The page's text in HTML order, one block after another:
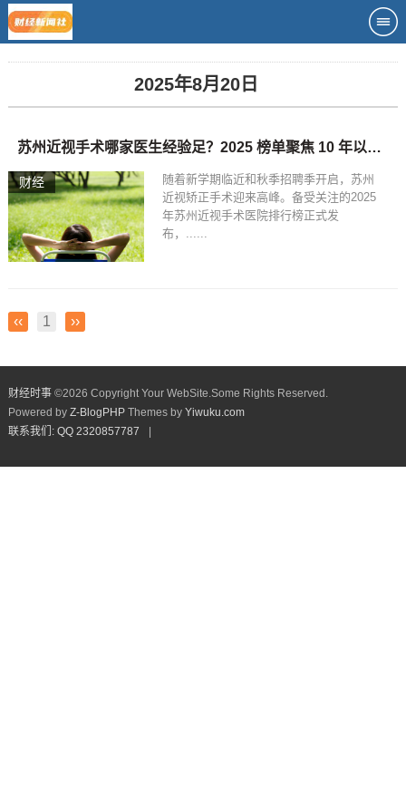
2025年8月20日
财经
苏州近视手术哪家医生经验足？2025 榜单聚焦 10 年以上资深专家团队
随着新学期临近和秋季招聘季开启，苏州
近视矫正手术迎来高峰。备受关注的2025
年苏州近视手术医院排行榜正式发
布，......
‹‹ 1 ››
财经时事©2026 Copyright Your WebSite.Some Rights Reserved.
Powered by Z-BlogPHPThemes by Yiwuku.com
联系我们: QQ 2320857787